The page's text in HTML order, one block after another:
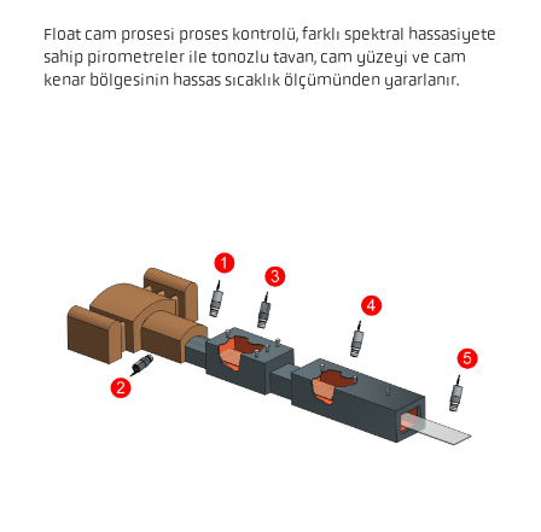
Float cam prosesi proses kontrolü, farklı spektral hassasiyete
sahip pirometreler ile tonozlu tavan, cam yüzeyi ve cam
kenar bölgesinin hassas sıcaklık ölçümünden yararlanır.